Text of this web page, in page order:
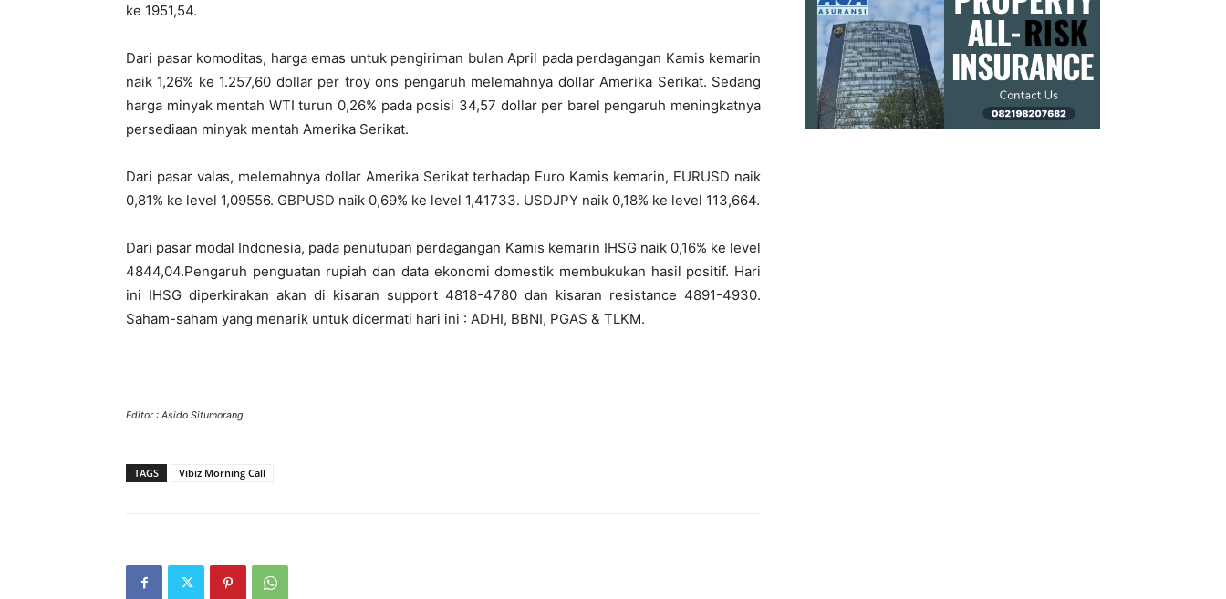
ke 1951,54.
Dari pasar komoditas, harga emas untuk pengiriman bulan April pada perdagangan Kamis kemarin
naik 1,26% ke 1.257,60 dollar per troy ons pengaruh melemahnya dollar Amerika Serikat. Sedang
harga minyak mentah WTI turun 0,26% pada posisi 34,57 dollar per barel pengaruh meningkatnya
persediaan minyak mentah Amerika Serikat.
Dari pasar valas, melemahnya dollar Amerika Serikat terhadap Euro Kamis kemarin, EURUSD naik
0,81% ke level 1,09556. GBPUSD naik 0,69% ke level 1,41733. USDJPY naik 0,18% ke level 113,664.
Dari pasar modal Indonesia, pada penutupan perdagangan Kamis kemarin IHSG naik 0,16% ke level
4844,04.Pengaruh penguatan rupiah dan data ekonomi domestik membukukan hasil positif. Hari
ini IHSG diperkirakan akan di kisaran support 4818-4780 dan kisaran resistance 4891-4930.
Saham-saham yang menarik untuk dicermati hari ini : ADHI, BBNI, PGAS & TLKM.
Editor : Asido Situmorang
TAGS Vibiz Morning Call